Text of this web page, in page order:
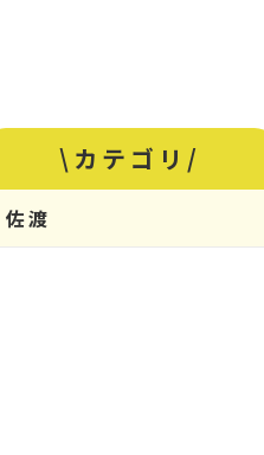
\カテゴリ/
佐渡